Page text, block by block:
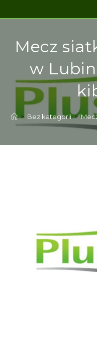
Mecz
w
> Bez kategorii >